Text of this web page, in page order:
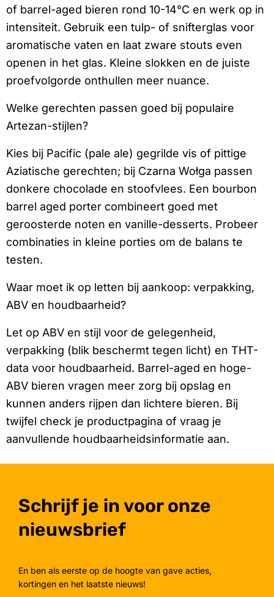
of barrel-aged bieren rond 10-14°C en werk op in
intensiteit. Gebruik een tulp- of snifterglas voor
aromatische vaten en laat zware stouts even
openen in het glas. Kleine slokken en de juiste
proefvolgorde onthullen meer nuance.
Welke gerechten passen goed bij populaire
Artezan-stijlen?
Kies bij Pacific (pale ale) gegrilde vis of pittige
Aziatische gerechten; bij Czarna Wołga passen
donkere chocolade en stoofvlees. Een bourbon
barrel aged porter combineert goed met
geroosterde noten en vanille-desserts. Probeer
combinaties in kleine porties om de balans te
testen.
Waar moet ik op letten bij aankoop: verpakking,
ABV en houdbaarheid?
Let op ABV en stijl voor de gelegenheid,
verpakking (blik beschermt tegen licht) en THT-
data voor houdbaarheid. Barrel-aged en hoge-
ABV bieren vragen meer zorg bij opslag en
kunnen anders rijpen dan lichtere bieren. Bij
twijfel check je productpagina of vraag je
aanvullende houdbaarheidsinformatie aan.
Schrijf je in voor onze
nieuwsbrief
En ben als eerste op de hoogte van gave acties,
kortingen en het laatste nieuws!